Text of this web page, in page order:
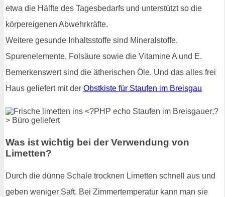
etwa die Hälfte des Tagesbedarfs und unterstützt so die
körpereigenen Abwehrkräfte.
Weitere gesunde Inhaltsstoffe sind Mineralstoffe,
Spurenelemente, Folsäure sowie die Vitamine A und E.
Bemerkenswert sind die ätherischen Öle. Und das alles frei
Haus geliefert mit der Obstkiste für Staufen im Breisgau
Was ist wichtig bei der Verwendung von
Limetten?
Durch die dünne Schale trocknen Limetten schnell aus und
geben weniger Saft. Bei Zimmertemperatur kann man sie